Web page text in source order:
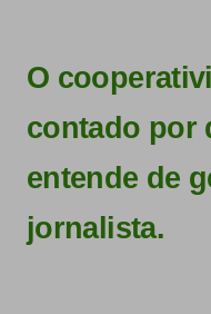
O
contado por
entende de
jornalista.